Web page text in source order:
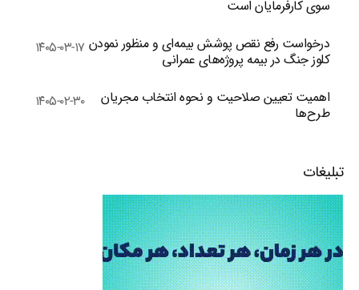
سوی کارفرمایان است
درخواست رفع نقص پوشش بیمه‌ای و منظور نمودن
کلوز جنگ در بیمه پروژه‌های عمرانی
۱۴۰۵-۰۳-۱۷
اهمیت تعیین صلاحیت و نحوه انتخاب مجریان
طرح‌ها
۱۴۰۵-۰۲-۳۰
تبلیغات